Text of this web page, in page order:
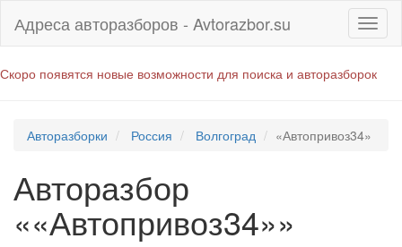
Адреса авторазборов - Avtorazbor.su
Скоро появятся новые возможности для поиска и авторазборок
Авторазборки Россия Волгоград «Автопривоз34»
Авторазбор
««Автопривоз34»»